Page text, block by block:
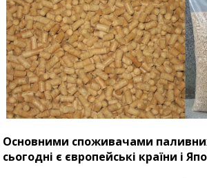
Основними споживачами
сьогодні є європейські країни і